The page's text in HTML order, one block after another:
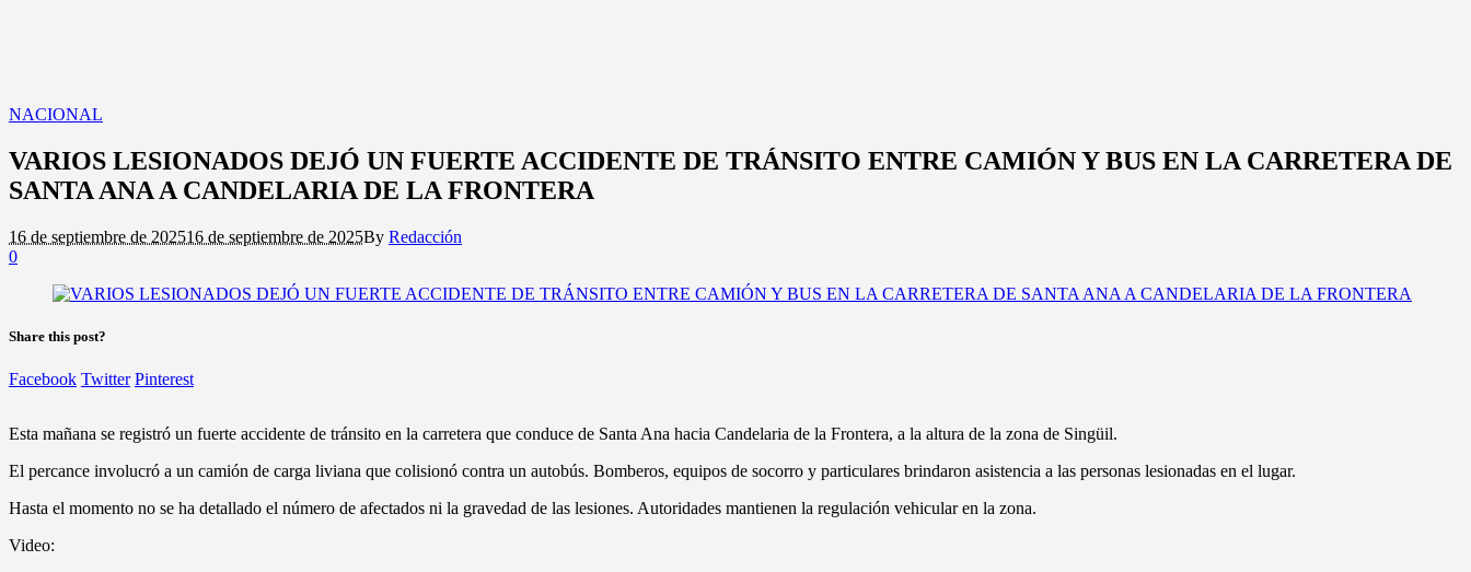
NACIONAL
VARIOS LESIONADOS DEJÓ UN FUERTE ACCIDENTE DE TRÁNSITO ENTRE CAMIÓN Y BUS EN LA CARRETERA DE
SANTA ANA A CANDELARIA DE LA FRONTERA
16 de septiembre de 202516 de septiembre de 2025By Redacción
0
Share this post?
Facebook Twitter Pinterest
Esta mañana se registró un fuerte accidente de tránsito en la carretera que conduce de Santa Ana hacia Candelaria de la Frontera, a la altura de la zona de Singüil.
El percance involucró a un camión de carga liviana que colisionó contra un autobús. Bomberos, equipos de socorro y particulares brindaron asistencia a las personas lesionadas en el lugar.
Hasta el momento no se ha detallado el número de afectados ni la gravedad de las lesiones. Autoridades mantienen la regulación vehicular en la zona.
Video: